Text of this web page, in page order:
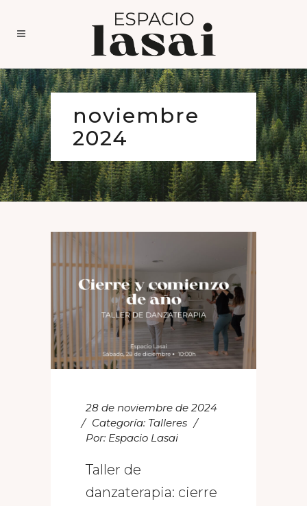
noviembre
2024
28 de noviembre de 2024
Categoría: Talleres
Por: Espacio Lasai
Taller de
danzaterapia: cierre